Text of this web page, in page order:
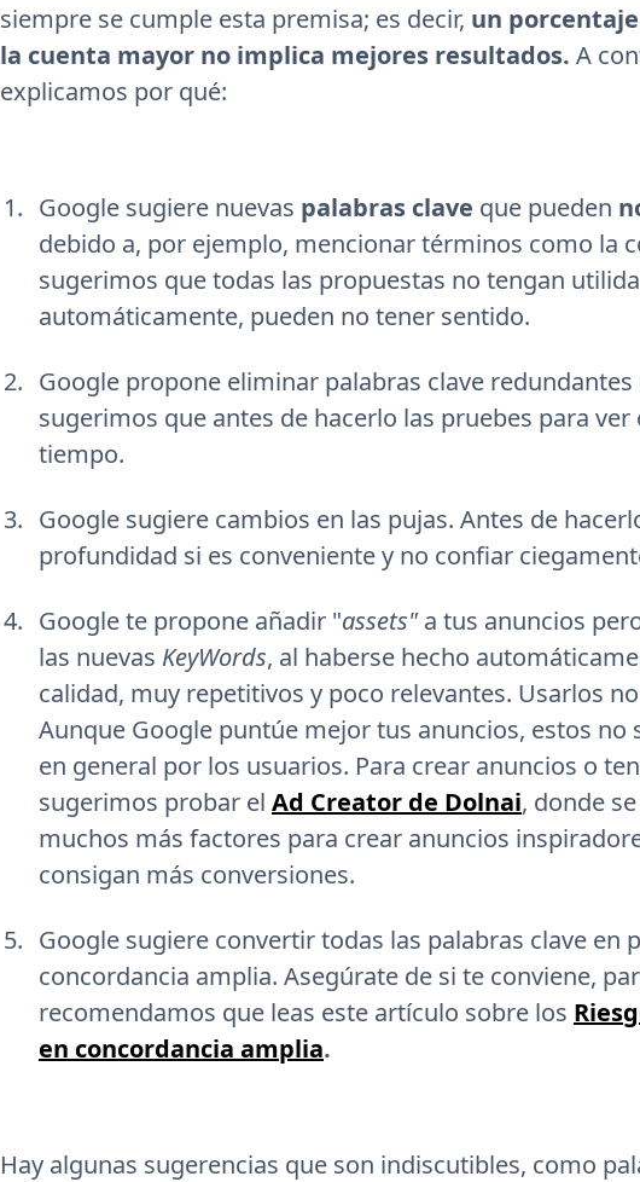
siempre se cumple esta premisa; es decir, un
la cuenta mayor no implica mejores resultados. A
explicamos por qué:
Google sugiere nuevas palabras clave que pueden
debido a, por ejemplo, mencionar términos como la
sugerimos que todas las propuestas no tengan
automáticamente, pueden no tener sentido.
Google propone eliminar palabras clave redundantes
sugerimos que antes de hacerlo las pruebes para
tiempo.
Google sugiere cambios en las pujas. Antes de
profundidad si es conveniente y no confiar
Google te propone añadir "assets" a tus anuncios
las nuevas KeyWords, al haberse hecho
calidad, muy repetitivos y poco relevantes. Usarlos
Aunque Google puntúe mejor tus anuncios, estos no
en general por los usuarios. Para crear anuncios o
sugerimos probar el Ad Creator de Dolnai, donde
muchos más factores para crear anuncios
consigan más conversiones.
Google sugiere convertir todas las palabras clave en
concordancia amplia. Asegúrate de si te conviene,
recomendamos que leas este artículo sobre los
en concordancia amplia.
Hay algunas sugerencias que son indiscutibles, como